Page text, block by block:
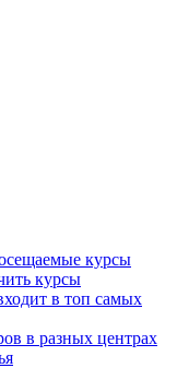
курсы
курсы
в топ самых
в разных центрах